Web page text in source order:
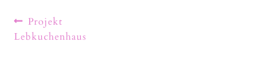
Projekt
Lebkuchenhaus